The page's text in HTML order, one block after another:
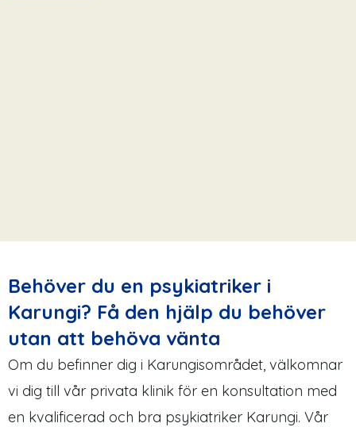
Behöver du en psykiatriker i
Karungi? Få den hjälp du behöver
utan att behöva vänta
Om du befinner dig i Karungisområdet, välkomnar
vi dig till vår privata klinik för en konsultation med
en kvalificerad och bra psykiatriker Karungi. Vår